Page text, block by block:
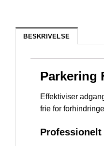
BESKRIVELSE
Parkering
Effektiviser
frie for
Professionelt